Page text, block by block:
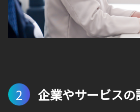
2 企業やサービス